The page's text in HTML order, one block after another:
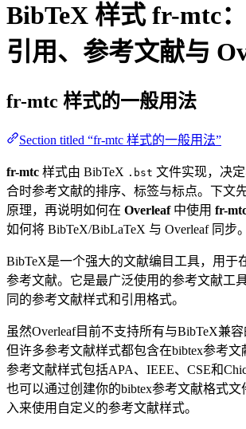
BibTeX 样式 fr-mtc
引用、参考文献与
fr-mtc 样式的一般用法
Section titled “fr-mtc 样式的一般用法”
fr-mtc 样式由 BibTeX .bst 文件实现，决
合时参考文献的排序、标签与标点。下文
原理，再说明如何在 Overleaf中使用 fr-
如何将 BibTeX/BibLaTeX 与 Overleaf 同步。
BibTeX是一个强大的文献编目工具，用于
参考文献。它是最广泛使用的参考文献工
同的参考文献样式和引用格式。
虽然Overleaf目前不支持所有与BibTeX兼容
但许多参考文献样式都包含在bibtex参考
参考文献样式包括APA、IEEE、CSE和
也可以通过创建你的bibtex参考文献格式
入来使用自定义的参考文献样式。